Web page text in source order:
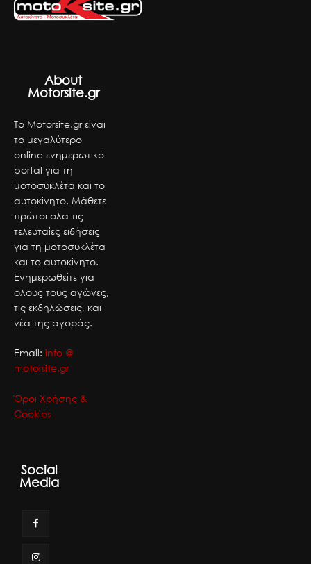
About
Motorsite.gr
Το Motorsite.gr είναι
το μεγαλύτερο
online ενημερωτικό
portal για τη
μοτοσυκλέτα και το
αυτοκίνητο. Μάθετε
πρώτοι ολα τις
τελευταίες ειδήσεις
για τη μοτοσυκλέτα
και το αυτοκίνητο.
Ενημερωθείτε για
ολους τους αγώνες,
τις εκδηλώσεις, και
νέα της αγοράς.
Email: info @
motorsite.gr
Όροι Χρήσης &
Cookies
Social
Media